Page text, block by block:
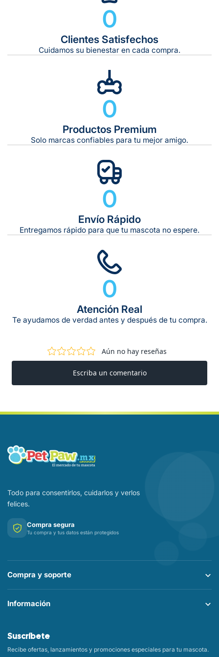
Tiempo de entrega estimado: 5 a 7 días hábiles
Gratis en compras de $599 o más
0
Clientes Satisfechos
Cuidamos su bienestar en cada compra.
0
Productos Premium
Solo marcas confiables para tu mejor amigo.
0
Envío Rápido
Entregamos rápido para que tu mascota no espere.
0
Atención Real
Te ayudamos de verdad antes y después de tu compra.
Todo para consentirlos, cuidarlos y verlos
felices.
Compra segura
Tu compra y tus datos están protegidos
Compra y soporte
Información
Suscríbete
Recibe ofertas, lanzamientos y promociones especiales para tu mascota.